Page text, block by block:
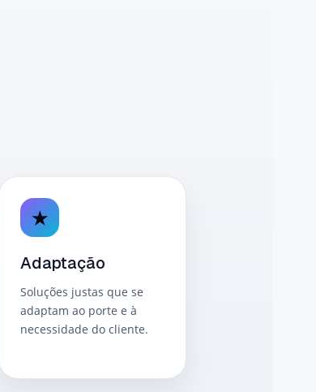
★
Adaptação
Soluções justas que se
adaptam ao porte e à
necessidade do cliente.